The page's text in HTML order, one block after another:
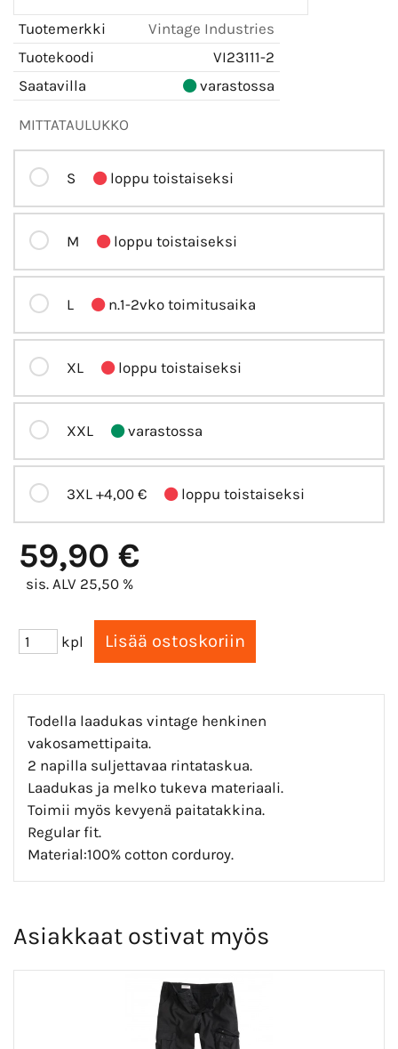
Tuotemerkki
Vintage Industries
Tuotekoodi
VI23111-2
Saatavilla
varastossa
MITTATAULUKKO
S loppu toistaiseksi
M loppu toistaiseksi
L n.1-2vko toimitusaika
XL loppu toistaiseksi
XXL varastossa
3XL +4,00 € loppu toistaiseksi
59,90 €
sis. ALV 25,50 %
kpl
Todella laadukas vintage henkinen
vakosamettipaita.
2 napilla suljettavaa rintataskua.
Laadukas ja melko tukeva materiaali.
Toimii myös kevyenä paitatakkina.
Regular fit.
Material:100% cotton corduroy.
Asiakkaat ostivat myös